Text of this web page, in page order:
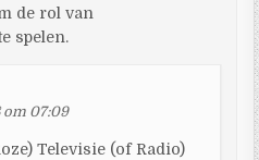
de rol van
spelen.
om 07:09
Televisie (of Radio)